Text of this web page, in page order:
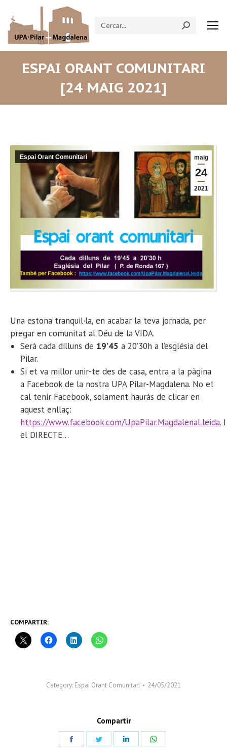
Search:
ESPAI ORANT COMUNITARI
[24 MAIG 2021]
maig
24
2021
Espai Orant Comunitari
Una estona tranquil·la, en acabar la teva jornada, per
pregar en comunitat al Déu de la VIDA.
Serà cada dilluns de 19’45 a 20’30h a l’església del
Pilar.
Si et va millor unir-te des de casa, entra a la pàgina
a Facebook de la nostra UPA Pilar-Magdalena. No et
cal tenir Facebook, solament hauràs de clicar en
aquest enllaç:
https://www.facebook.com/UpaPilar.MagdalenaLleida.
el DIRECTE…
COMPARTIR:
Category: Espai Orant Comunitari 24/05/2021
Compartir